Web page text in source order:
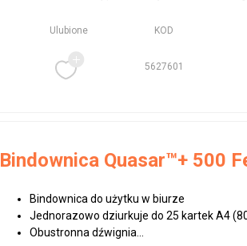
Ulubione KOD
5627601
Bindownica Quasar™+ 500
Bindownica do użytku w biurze
Jednorazowo dziurkuje do 25 kartek A4
Obustronna dźwignia...